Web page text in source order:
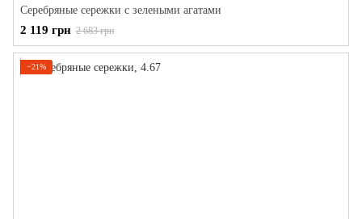
Серебряные сережки с зелеными агатами
2 119 грн 2 683 грн
−21%